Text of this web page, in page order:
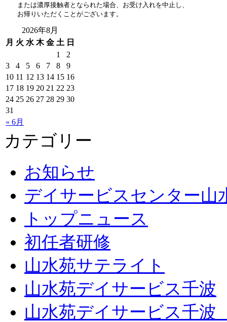
または濃厚接触者となられた場合、お受け入れを中止し、
お帰りいただくことがございます。
2026年8月
月 火 水 木 金 土 日
« 6月
1
2
3
4 5 6 7 8
9
10 11 12 13 14 15 16
17 18 19 20 21 22 23
24 25 26 27 28 29 30
31
カテゴリー
お知らせ
デイサービスセンター山
トップニュース
初任者研修
山水苑サテライト
山水苑デイサービス千波
山水苑デイサービス千波